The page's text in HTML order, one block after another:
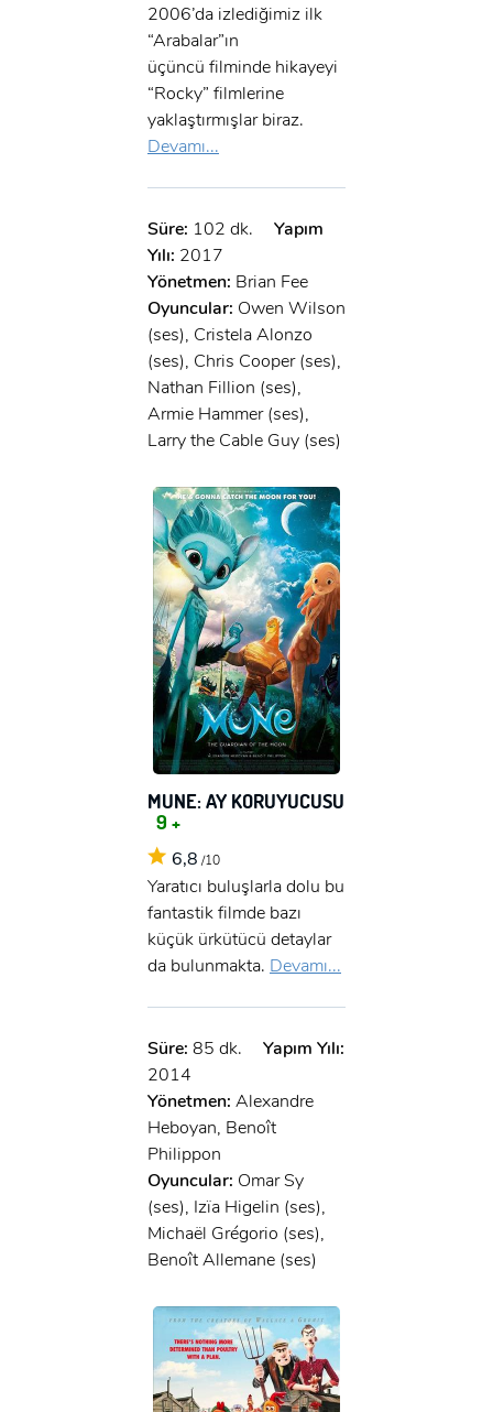
2006’da izlediğimiz ilk
“Arabalar”ın
üçüncü filminde hikayeyi
“Rocky” filmlerine
yaklaştırmışlar biraz.
Devamı...
Süre: 102 dk.
Yapım
Yılı: 2017
Yönetmen: Brian Fee
Oyuncular: Owen Wilson
(ses), Cristela Alonzo
(ses), Chris Cooper (ses),
Nathan Fillion (ses),
Armie Hammer (ses),
Larry the Cable Guy (ses)
MUNE: AY KORUYUCUSU
9 +
6,8 /10
Yaratıcı buluşlarla dolu bu
fantastik filmde bazı
küçük ürkütücü detaylar
da bulunmakta. Devamı...
Süre: 85 dk.
Yapım Yılı:
2014
Yönetmen: Alexandre
Heboyan, Benoît
Philippon
Oyuncular: Omar Sy
(ses), Izïa Higelin (ses),
Michaël Grégorio (ses),
Benoît Allemane (ses)